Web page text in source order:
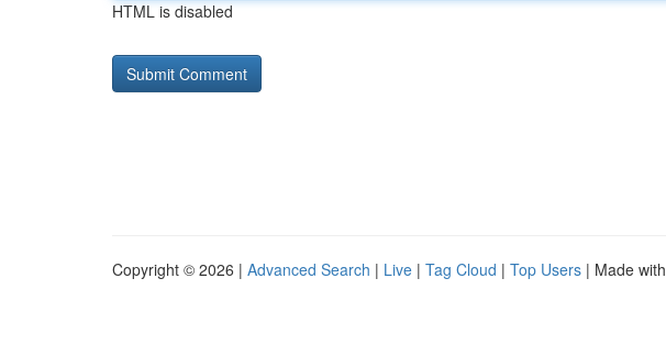
HTML is disabled
Copyright © 2026 | Advanced Search | Live | Tag Cloud | Top Users | Made with